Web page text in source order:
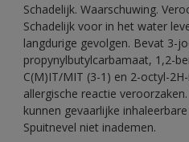
Schadelijk. Waarschuwing.
Schadelijk voor in het water
langdurige gevolgen. Bevat 3-
propynylbutylcarbamaat, 1,2-
C(M)IT/MIT (3-1) en 2-octyl-
allergische reactie
kunnen gevaarlijke
Spuitnevel niet inademen.